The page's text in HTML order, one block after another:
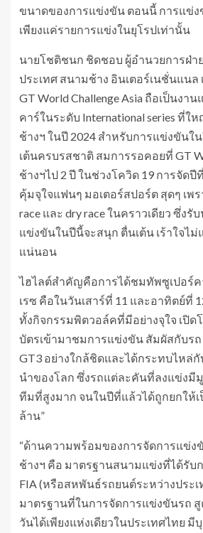
ขนาดของการแข่งขัน ตอนนี้ การแข่ง
เพียงแค่รายการแข่งในยุโรปเท่านั้น
นายโชติชนก ชิดชอบ ผู้อำนวยการฝ่า
ประเทศ สนามช้าง อินเตอร์เนชั่นแนล
GT World Challenge Asia ถือเป็นงา
คาร์ในระดับ International series ที่
ช้างฯ ในปี 2024 สำหรับการแข่งขันใ
เต้นครบรสชาติ สมการรอคอยที่ GT
ช้างฯไป 2 ปี ในช่วงโควิด 19 การจัดปี
คุ้มจุใจแฟนๆ มอเตอร์สปอร์ต สุดๆ เพ
race และ dry race ในคราวเดียว ซึ่งรั
แข่งขันในปีนี้จะสนุก ตื่นเต้น เร้าใจไ
แน่นอน
ไฮไลต์สำคัญคือการได้ชมทัพซูเปอร์ค
เรซ คือในวันเสาร์ที่ 11 และอาทิตย์ที่
ทั้งกิจกรรมพิตวอล์คที่มีอย่างจุใจ เปิ
บัตรเข้ามาชมการแข่งขัน สัมผัสกับรถ
GT3 อย่างใกล้ชิดและได้กระทบไหล่
นำของโลก ซึ่งรถแต่ละคันที่ลงแข่งมี
ทีมที่สูงมาก จนในปีที่แล้วได้ถูกยกให้
ล้าน”
“ด้านความพร้อมของการจัดการแข่ง
ช้างฯ คือ มาตรฐานสนามแข่งที่ได้รับ
FIA (หรือสหพันธ์รถยนต์ระหว่างประเ
มาตรฐานที่ในการจัดการแข่งขันรถ
วันได้เพียงแห่งเดียวในประเทศไทย มี